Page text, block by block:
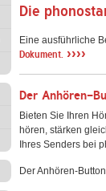
Die
Eine ausführliche
Dokument. ››››
Der Anhören-
Bieten Sie Ihren
hören, stärken
Ihres Senders bei
Der Anhören-